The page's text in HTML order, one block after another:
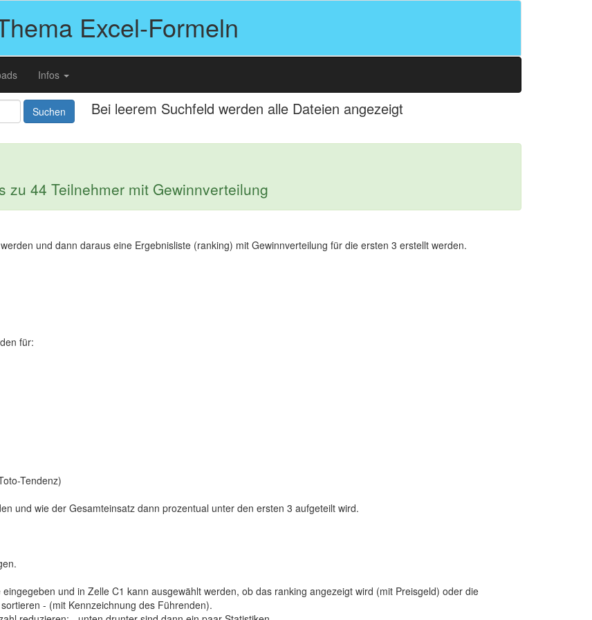
Excel-Formeln
Infos
Suchen Bei leerem Suchfeld werden alle Dateien angezeigt
zu 44 Teilnehmer mit Gewinnverteilung
und dann daraus eine Ergebnisliste (ranking) mit Gewinnverteilung für die ersten 3 erstellt werden.
für:
Tendenz)
und wie der Gesamteinsatz dann prozentual unter den ersten 3 aufgeteilt wird.
und in Zelle C1 kann ausgewählt werden, ob das ranking angezeigt wird (mit Preisgeld) oder die
- (mit Kennzeichnung des Führenden).